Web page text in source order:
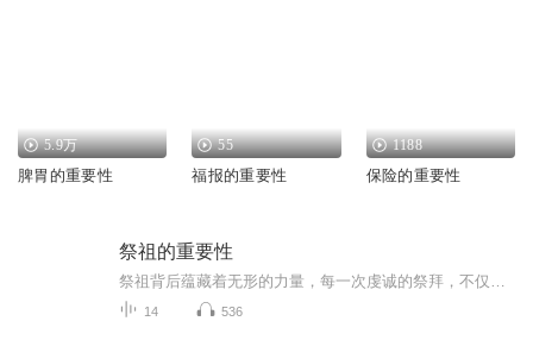
5.9万
脾胃的重要性
55
福报的重要性
1188
保险的重要性
祭祖的重要性
14 536